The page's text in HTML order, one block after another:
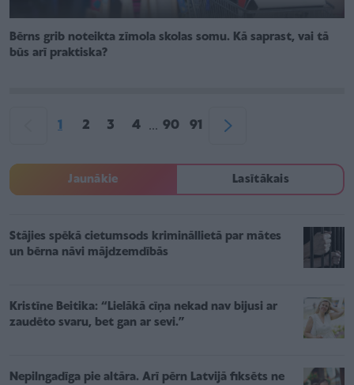
Bērns grib noteikta zīmola skolas somu. Kā saprast, vai tā
būs arī praktiska?
1 2 3 4 ... 90 91
Jaunākie Lasītākais
Stājies spēkā cietumsods krimināllietā par mātes
un bērna nāvi mājdzemdībās
Kristīne Beitika: “Lielākā cīņa nekad nav bijusi ar
zaudēto svaru, bet gan ar sevi.”
Nepilngadīga pie altāra. Arī pērn Latvijā fiksēts ne